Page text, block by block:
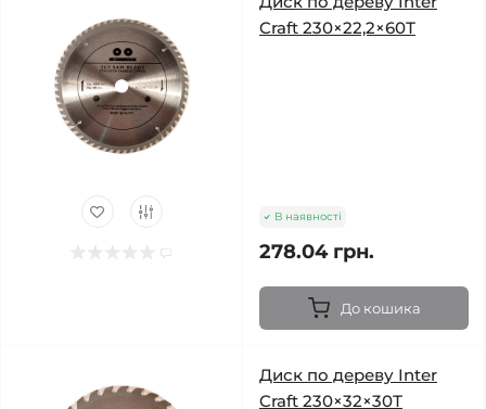
Craft 230×22,2×60Т
В наявності
278.04 грн.
До кошика
Диск по дереву Inter
Craft 230×32×30Т